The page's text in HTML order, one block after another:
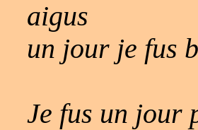
aigus
un jour je fus
Je fus un jour